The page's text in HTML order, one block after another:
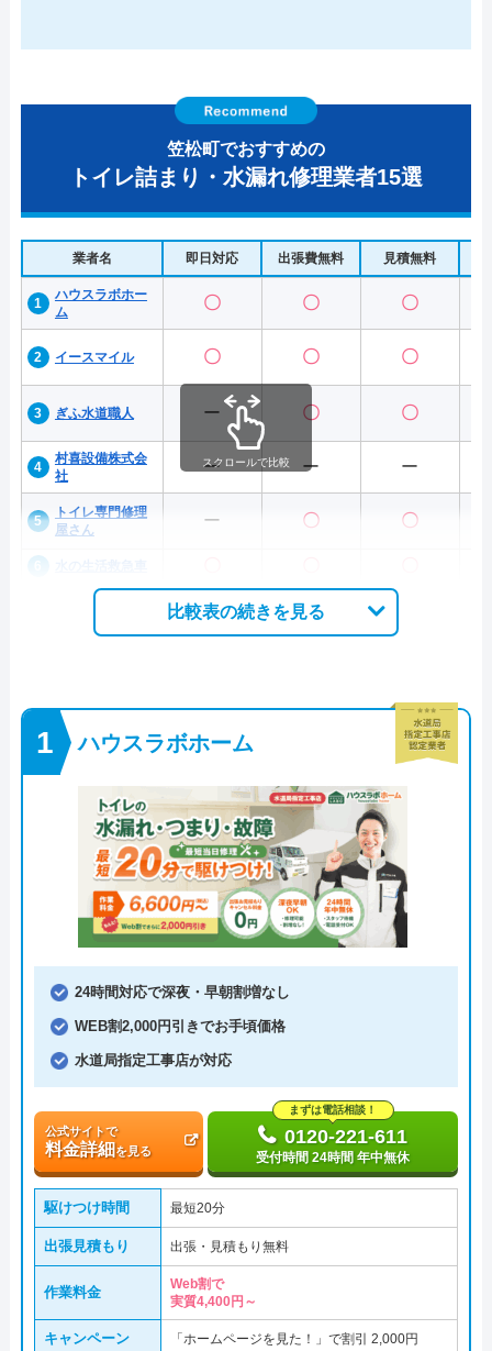
笠松町でおすすめの
トイレ詰まり・水漏れ修理業者15選
業者名 即日対応 出張費無料 見積無料
ハウスラボホー
ム
〇 〇 〇
イースマイル 〇 〇 〇
ぎふ水道職人 ー 〇 〇
村喜設備株式会
社
ー ー ー
トイレ専門修理
屋さん
ー 〇 〇
スクロールで比較
比較表の続きを見る
ハウスラボホーム
24時間対応で深夜・早朝割増なし
WEB割2,000円引きでお手頃価格
水道局指定工事店が対応
公式サイトで
料金詳細を見る
まずは電話相談！
0120-221-611
受付時間 24時間 年中無休
駆けつけ時間 最短20分
出張見積もり 出張・見積もり無料
作業料金
Web割で
実質4,400円～
キャンペーン 「ホームページを見た！」で割引 2,000円